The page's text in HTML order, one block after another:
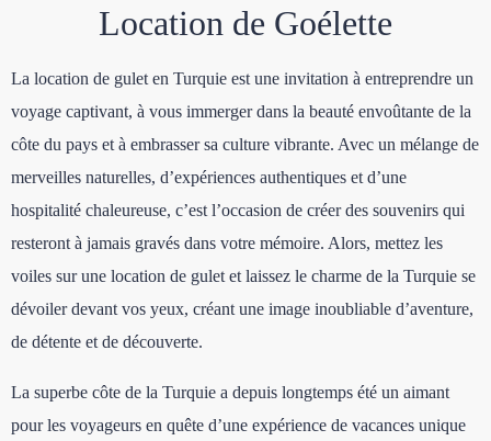
Location de Goélette
La location de gulet en Turquie est une invitation à entreprendre un
voyage captivant, à vous immerger dans la beauté envoûtante de la
côte du pays et à embrasser sa culture vibrante. Avec un mélange de
merveilles naturelles, d’expériences authentiques et d’une
hospitalité chaleureuse, c’est l’occasion de créer des souvenirs qui
resteront à jamais gravés dans votre mémoire. Alors, mettez les
voiles sur une location de gulet et laissez le charme de la Turquie se
dévoiler devant vos yeux, créant une image inoubliable d’aventure,
de détente et de découverte.
La superbe côte de la Turquie a depuis longtemps été un aimant
pour les voyageurs en quête d’une expérience de vacances unique